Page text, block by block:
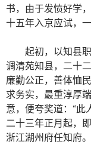
书，由于发愤好学
十五年入京应试，
起初，以知县
调清苑知县，二十
廉勤公正，善体恤
求务实，最重淳厚
意，便夸奖道：“此
二十三年正月起，
浙江湖州府任知府